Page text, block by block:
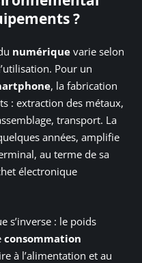
?
numérique varie selon
Pour un
, la fabrication
: extraction des métaux,
transport. La
années, amplifie
au terme de sa
électronique
s’inverse : le poids
consommation
à l’alimentation et au